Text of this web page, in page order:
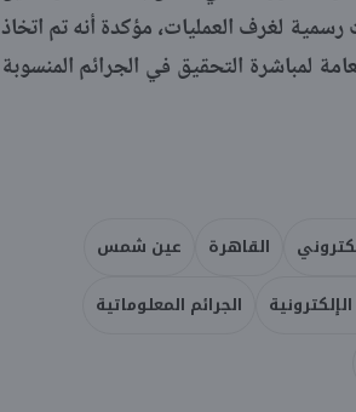
لغرف العمليات، مؤكدة أنه تم اتخاذ
لمباشرة التحقيق في الجرائم المنسوبة
القاهرة
عين شمس
الجرائم المعلوماتية